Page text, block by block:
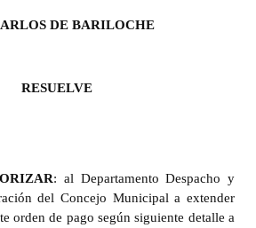
- Registro
ORGÁNICA
DE BARILOCHE
RESUELVE
: al Departamento Despacho y
del Concejo Municipal a extender
orden de pago según siguiente detalle a